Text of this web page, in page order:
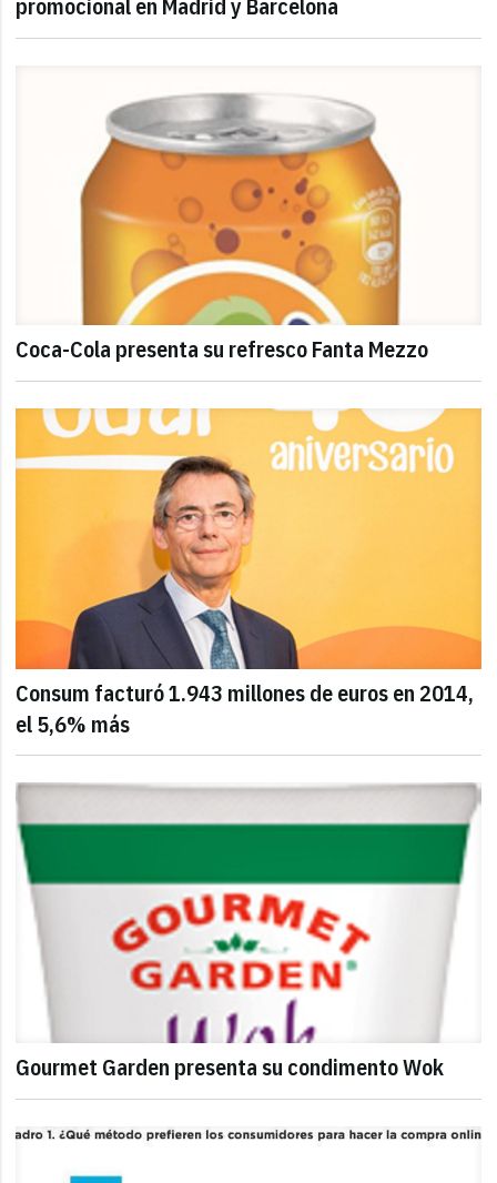
promocional en Madrid y Barcelona
Coca-Cola presenta su refresco Fanta Mezzo
Consum facturó 1.943 millones de euros en 2014,
el 5,6% más
Gourmet Garden presenta su condimento Wok